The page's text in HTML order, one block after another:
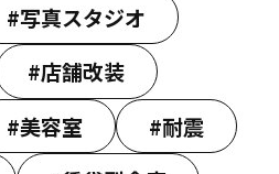
#写真スタジオ
#店舗改装
#美容室
#耐震